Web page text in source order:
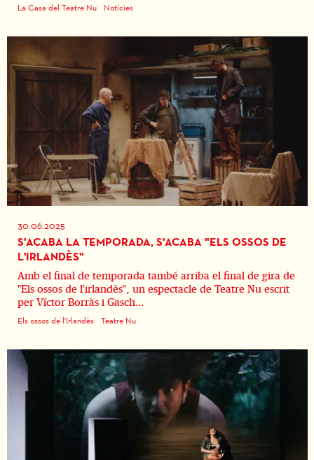
La Casa del Teatre Nu Notícies
30.06.2025
S'ACABA LA TEMPORADA, S'ACABA "ELS OSSOS DE
L'IRLANDÈS"
Amb el final de temporada també arriba el final de gira de
"Els ossos de l'irlandès", un espectacle de Teatre Nu escrit
per Víctor Borràs i Gasch...
Els ossos de l'Irlandès Teatre Nu